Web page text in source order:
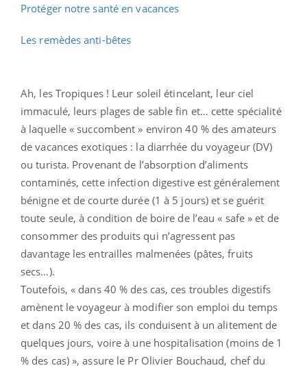
Protéger notre santé en vacances
Les remèdes anti-bêtes
Ah, les Tropiques ! Leur soleil étincelant, leur ciel
immaculé, leurs plages de sable fin et… cette spécialité
à laquelle « succombent » environ 40 % des amateurs
de vacances exotiques : la diarrhée du voyageur (DV)
ou turista. Provenant de l’absorption d’aliments
contaminés, cette infection digestive est généralement
bénigne et de courte durée (1 à 5 jours) et se guérit
toute seule, à condition de boire de l’eau « safe » et de
consommer des produits qui n’agressent pas
davantage les entrailles malmenées (pâtes, fruits
secs…).
Toutefois, « dans 40 % des cas, ces troubles digestifs
amènent le voyageur à modifier son emploi du temps
et dans 20 % des cas, ils conduisent à un alitement de
quelques jours, voire à une hospitalisation (moins de 1
% des cas) », assure le Pr Olivier Bouchaud, chef du